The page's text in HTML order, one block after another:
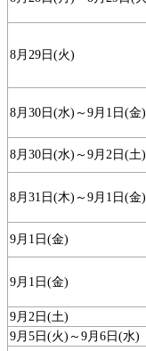
8月29日(火)
8月30日(水)～9月1日(金)
8月30日(水)～9月2日(土)
8月31日(木)～9月1日(金)
9月1日(金)
9月1日(金)
9月2日(土)
9月5日(火)～9月6日(水)